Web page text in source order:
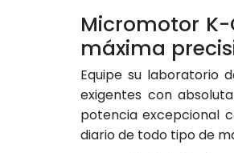
Micromotor
máxima
Equipe su laboratorio
exigentes con
potencia excepcional
diario de todo tipo de